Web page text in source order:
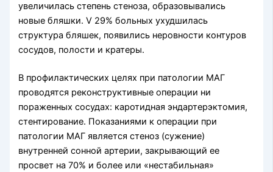
увеличилась степень стеноза, образовывались
новые бляшки. V 29% больных ухудшилась
структура бляшек, появились неровности контуров
сосудов, полости и кратеры.
В профилактических целях при патологии МАГ
проводятся реконструктивные операции ни
пораженных сосудах: каротидная эндартерэктомия,
стентирование. Показаниями к операции при
патологии МАГ является стеноз (сужение)
внутренней сонной артерии, закрывающий ее
просвет на 70% и более или «нестабильная»